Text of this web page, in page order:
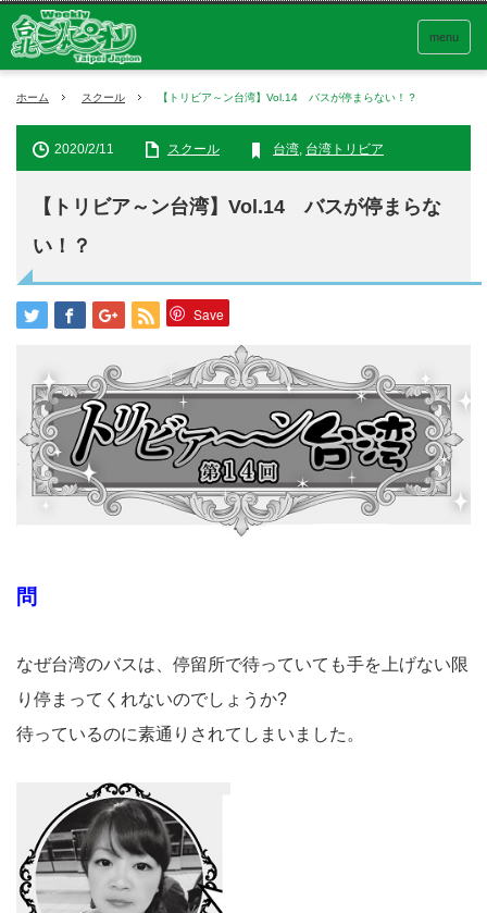
menu
ホーム スクール 【トリビア～ン台湾】Vol.14 バスが停まらない！？
2020/2/11 スクール 台湾, 台湾トリビア
【トリビア～ン台湾】Vol.14 バスが停まらな
い！？
Save
問
なぜ台湾のバスは、停留所で待っていても手を上げない限
り停まってくれないのでしょうか?
待っているのに素通りされてしまいました。